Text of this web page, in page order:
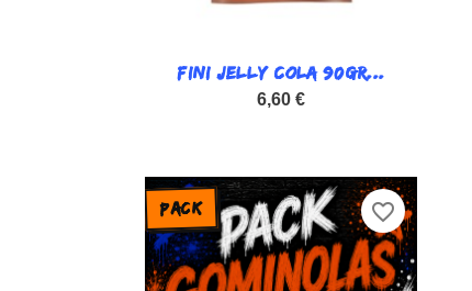
Vista rápida
FINI JELLY COLA 90GR...
6,60 €
PACK favorite_border